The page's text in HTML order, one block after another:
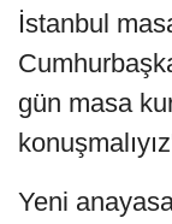
İstanbul
gün masa
Yeni